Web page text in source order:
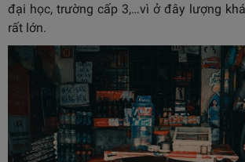
đại học, trường cấp 3,…vì ở đây lượng
rất lớn.